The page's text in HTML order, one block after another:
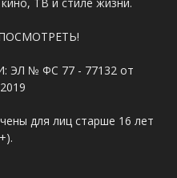
ЭЛ № ФС 77 - 77132 от
для лиц старше 16 лет